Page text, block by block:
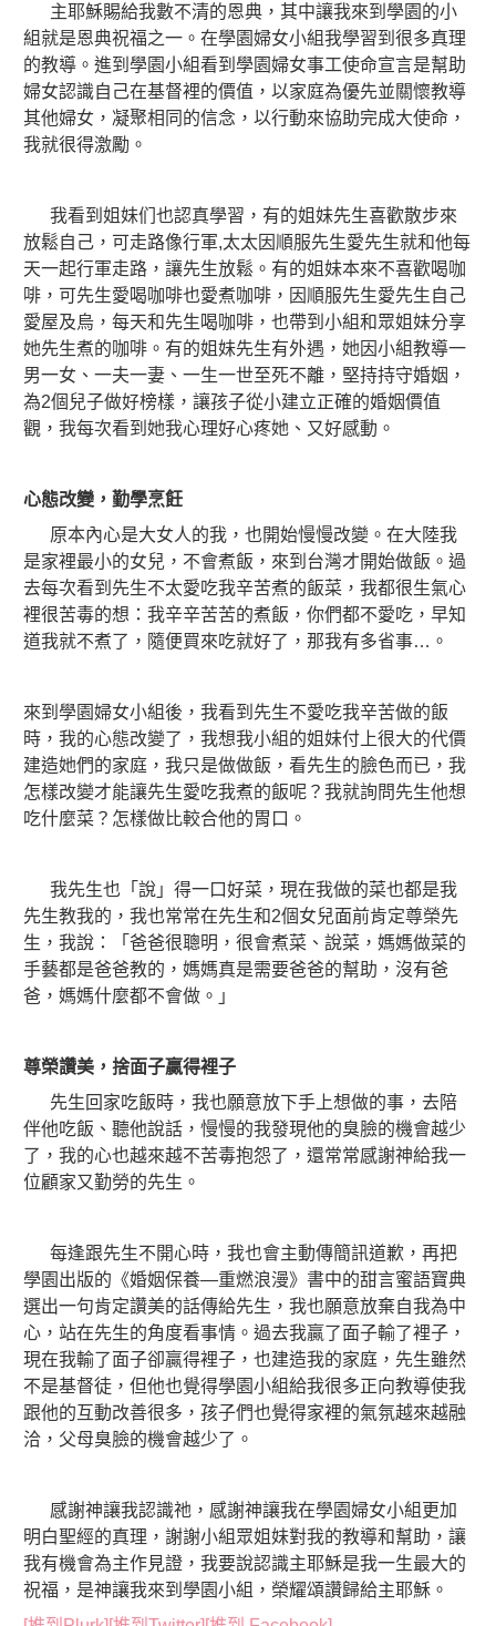
主耶穌賜給我數不清的恩典，其中讓我來到學園的小
組就是恩典祝福之一。在學園婦女小組我學習到很多真理
的教導。進到學園小組看到學園婦女事工使命宣言是幫助
婦女認識自己在基督裡的價值，以家庭為優先並關懷教導
其他婦女，凝聚相同的信念，以行動來協助完成大使命，
我就很得激勵。
我看到姐妹们也認真學習，有的姐妹先生喜歡散步來
放鬆自己，可走路像行軍,太太因順服先生愛先生就和他每
天一起行軍走路，讓先生放鬆。有的姐妹本來不喜歡喝咖
啡，可先生愛喝咖啡也愛煮咖啡，因順服先生愛先生自己
愛屋及烏，每天和先生喝咖啡，也帶到小組和眾姐妹分享
她先生煮的咖啡。有的姐妹先生有外遇，她因小組教導一
男一女、一夫一妻、一生一世至死不離，堅持持守婚姻，
為2個兒子做好榜樣，讓孩子從小建立正確的婚姻價值
觀，我每次看到她我心理好心疼她、又好感動。
心態改變，勤學烹飪
原本內心是大女人的我，也開始慢慢改變。在大陸我
是家裡最小的女兒，不會煮飯，來到台灣才開始做飯。過
去每次看到先生不太愛吃我辛苦煮的飯菜，我都很生氣心
裡很苦毒的想：我辛辛苦苦的煮飯，你們都不愛吃，早知
道我就不煮了，隨便買來吃就好了，那我有多省事…。
來到學園婦女小組後，我看到先生不愛吃我辛苦做的飯
時，我的心態改變了，我想我小組的姐妹付上很大的代價
建造她們的家庭，我只是做做飯，看先生的臉色而已，我
怎樣改變才能讓先生愛吃我煮的飯呢？我就詢問先生他想
吃什麼菜？怎樣做比較合他的胃口。
我先生也「說」得一口好菜，現在我做的菜也都是我
先生教我的，我也常常在先生和2個女兒面前肯定尊榮先
生，我說：「爸爸很聰明，很會煮菜、說菜，媽媽做菜的
手藝都是爸爸教的，媽媽真是需要爸爸的幫助，沒有爸
爸，媽媽什麼都不會做。」
尊榮讚美，捨面子贏得裡子
先生回家吃飯時，我也願意放下手上想做的事，去陪
伴他吃飯、聽他說話，慢慢的我發現他的臭臉的機會越少
了，我的心也越來越不苦毒抱怨了，還常常感謝神給我一
位顧家又勤勞的先生。
每逢跟先生不開心時，我也會主動傳簡訊道歉，再把
學園出版的《婚姻保養—重燃浪漫》書中的甜言蜜語寶典
選出一句肯定讚美的話傳給先生，我也願意放棄自我為中
心，站在先生的角度看事情。過去我贏了面子輸了裡子，
現在我輸了面子卻贏得裡子，也建造我的家庭，先生雖然
不是基督徒，但他也覺得學園小組給我很多正向教導使我
跟他的互動改善很多，孩子們也覺得家裡的氣氛越來越融
洽，父母臭臉的機會越少了。
感謝神讓我認識祂，感謝神讓我在學園婦女小組更加
明白聖經的真理，謝謝小組眾姐妹對我的教導和幫助，讓
我有機會為主作見證，我要說認識主耶穌是我一生最大的
祝福，是神讓我來到學園小組，榮耀頌讚歸給主耶穌。